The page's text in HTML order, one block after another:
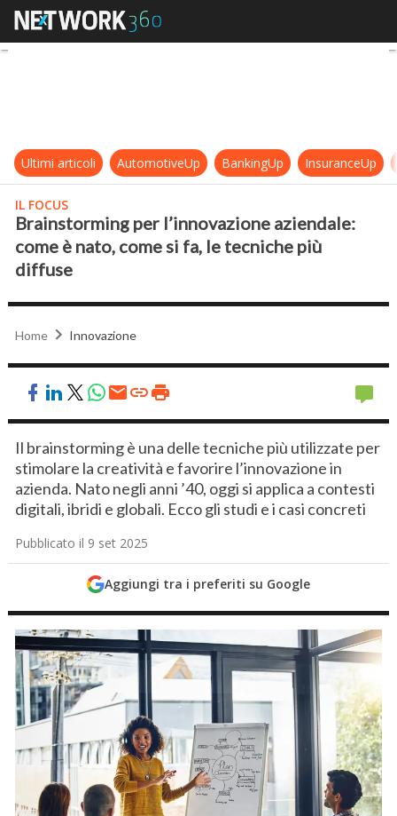
Brainstorming per l’innovazione
Ultimi articoli AutomotiveUp BankingUp InsuranceUp
IL FOCUS
Brainstorming per l’innovazione aziendale:
come è nato, come si fa, le tecniche più
diffuse
Home Innovazione
Il brainstorming è una delle tecniche più utilizzate per
stimolare la creatività e favorire l’innovazione in
azienda. Nato negli anni ’40, oggi si applica a contesti
digitali, ibridi e globali. Ecco gli studi e i casi concreti
Pubblicato il 9 set 2025
Aggiungi tra i preferiti su Google